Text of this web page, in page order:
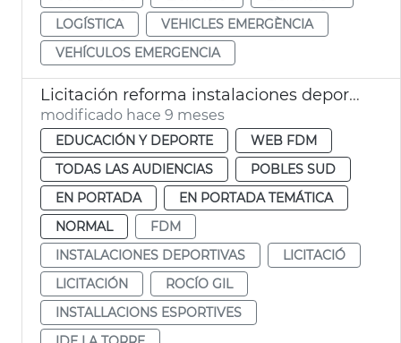
LOGÍSTICA
VEHICLES EMERGÈNCIA
VEHÍCULOS EMERGENCIA
Licitación reforma instalaciones deportivas municipales La Torre
modificado hace 9 meses
EDUCACIÓN Y DEPORTE
WEB FDM
TODAS LAS AUDIENCIAS
POBLES SUD
EN PORTADA
EN PORTADA TEMÁTICA
NORMAL
FDM
INSTALACIONES DEPORTIVAS
LICITACIÓ
LICITACIÓN
ROCÍO GIL
INSTALLACIONS ESPORTIVES